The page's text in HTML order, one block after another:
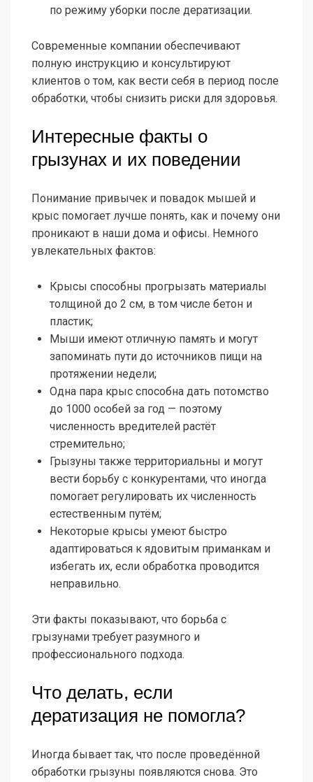
по режиму уборки после дератизации.
Современные компании обеспечивают
полную инструкцию и консультируют
клиентов о том, как вести себя в период после
обработки, чтобы снизить риски для здоровья.
Интересные факты о
грызунах и их поведении
Понимание привычек и повадок мышей и
крыс помогает лучше понять, как и почему они
проникают в наши дома и офисы. Немного
увлекательных фактов:
Крысы способны прогрызать материалы
толщиной до 2 см, в том числе бетон и
пластик;
Мыши имеют отличную память и могут
запоминать пути до источников пищи на
протяжении недели;
Одна пара крыс способна дать потомство
до 1000 особей за год — поэтому
численность вредителей растёт
стремительно;
Грызуны также территориальны и могут
вести борьбу с конкурентами, что иногда
помогает регулировать их численность
естественным путём;
Некоторые крысы умеют быстро
адаптироваться к ядовитым приманкам и
избегать их, если обработка проводится
неправильно.
Эти факты показывают, что борьба с
грызунами требует разумного и
профессионального подхода.
Что делать, если
дератизация не помогла?
Иногда бывает так, что после проведённой
обработки грызуны появляются снова. Это